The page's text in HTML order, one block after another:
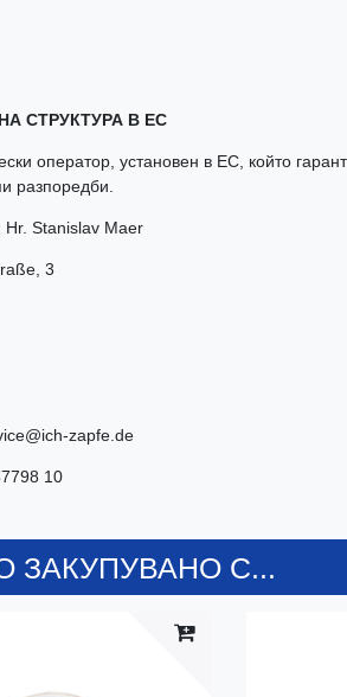
СТРУКТУРА В ЕС
оператор, установен в ЕС, който
разпоредби.
Hr. Stanislav Maer
3
zapfe.de
10
ЗАКУПУВАНО С...